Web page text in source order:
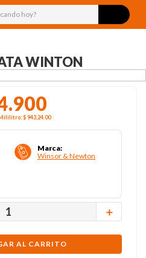
hoy?
WINTON
.900
:$ 943,24.00
Marca:
Winsor & Newton
＋
AL CARRITO